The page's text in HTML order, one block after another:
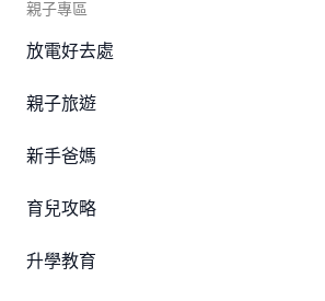
親子專區
放電好去處
親子旅遊
新手爸媽
育兒攻略
升學教育